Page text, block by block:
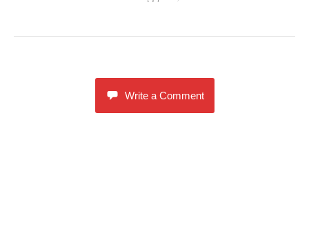
Write a Comment